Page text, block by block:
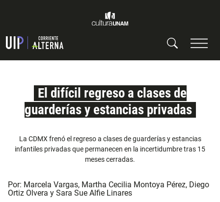
El difícil regreso a clases de
guarderías y estancias privadas
La CDMX frenó el regreso a clases de guarderías y estancias
infantiles privadas que permanecen en la incertidumbre tras 15
meses cerradas.
Por: Marcela Vargas, Martha Cecilia Montoya Pérez, Diego
Ortiz Olvera y Sara Sue Alfie Linares